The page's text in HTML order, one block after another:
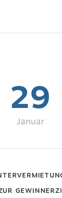
werden
29
Januar